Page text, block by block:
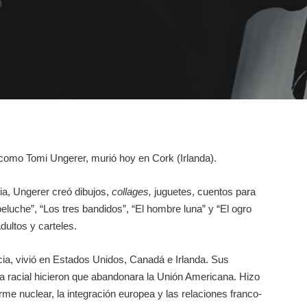
Tomi Ungerer, murió hoy en Cork (Irlanda).
Ungerer creó dibujos, collages, juguetes, cuentos para
“Los tres bandidos”, “El hombre luna” y “El ogro
y carteles.
vivió en Estados Unidos, Canadá e Irlanda. Sus
hicieron que abandonara la Unión Americana. Hizo
nuclear, la integración europea y las relaciones franco-